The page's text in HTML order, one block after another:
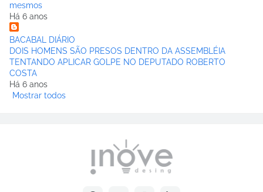
mesmos
Há 6 anos
BACABAL DIÁRIO
DOIS HOMENS SÃO PRESOS DENTRO DA ASSEMBLÉIA
TENTANDO APLICAR GOLPE NO DEPUTADO ROBERTO
COSTA
Há 6 anos
Mostrar todos